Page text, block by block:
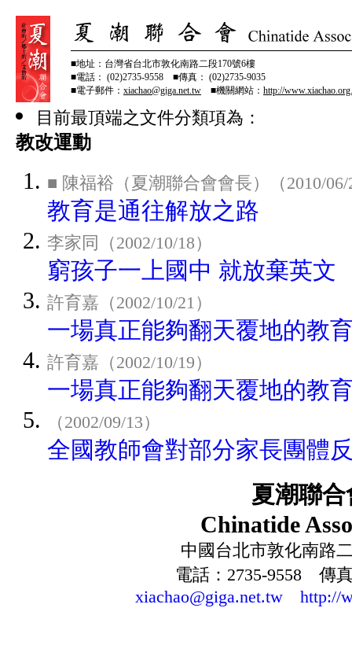
■地址：台灣省台北市敦化南路二段170號6樓
■電話： (02)2735-9558 ■傳真： (02)2735-9035
■電子郵件： xiachao@giga.net.tw ■機關網站： http://
目前最頂端之文件分類項為：
教改運動
■ 陳福裕（夏潮聯合會會長）（2010/06/
教育是通往解放之路
李家同（2002/10/18）
窮孩子一上國中 就放棄英文
許育嘉（2002/10/21）
一場真正能夠翻天覆地的教
許育嘉（2002/10/19）
一場真正能夠翻天覆地的教
（2002/09/13）
全國教師會對部分家長團體
夏潮聯合
Chinatide
中國台北市敦化南路
電話：2735-9558 傳
xiachao@giga.net.tw
http://